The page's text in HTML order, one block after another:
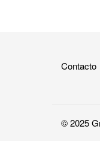
Contacto
© 2025